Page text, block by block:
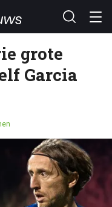
grote
Garcia